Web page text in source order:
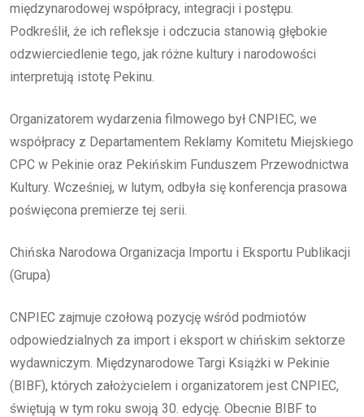
międzynarodowej współpracy, integracji i postępu.
Podkreślił, że ich refleksje i odczucia stanowią głębokie
odzwierciedlenie tego, jak różne kultury i narodowości
interpretują istotę Pekinu.
Organizatorem wydarzenia filmowego był CNPIEC, we
współpracy z Departamentem Reklamy Komitetu Miejskiego
CPC w Pekinie oraz Pekińskim Funduszem Przewodnictwa
Kultury. Wcześniej, w lutym, odbyła się konferencja prasowa
poświęcona premierze tej serii.
Chińska Narodowa Organizacja Importu i Eksportu Publikacji
(Grupa)
CNPIEC zajmuje czołową pozycję wśród podmiotów
odpowiedzialnych za import i eksport w chińskim sektorze
wydawniczym. Międzynarodowe Targi Książki w Pekinie
(BIBF), których założycielem i organizatorem jest CNPIEC,
świętują w tym roku swoją 30. edycję. Obecnie BIBF to